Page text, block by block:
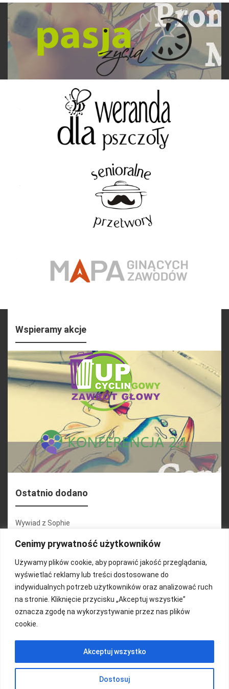
Cenimy prywatność użytkowników
Używamy plików cookie, aby poprawić jakość przeglądania,
wyświetlać reklamy lub treści dostosowane do
indywidualnych potrzeb użytkowników oraz analizować ruch
na stronie. Kliknięcie przycisku „Akceptuj wszystkie”
oznacza zgodę na wykorzystywanie przez nas plików
cookie.
Dostosuj
Akceptuj wszystko
Wspieramy akcje
Ostatnio dodano
Wywiad z Sophie
Konferencja 2.1
Martyna Wojciechowska
Relacja zdjęciowa 25.09.2024r (cz.2)
Wywiady z uczestnikami
FUNDACJA KOLOROWO